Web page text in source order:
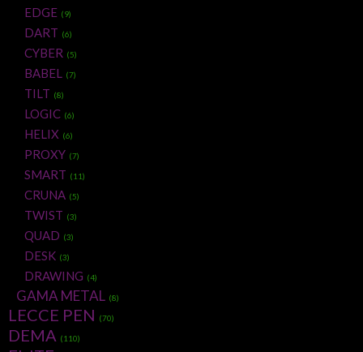
EDGE (9)
DART (6)
CYBER (5)
BABEL (7)
TILT (8)
LOGIC (6)
HELIX (6)
PROXY (7)
SMART (11)
CRUNA (5)
TWIST (3)
QUAD (3)
DESK (3)
DRAWING (4)
GAMA METAL (8)
LECCE PEN (70)
DEMA (110)